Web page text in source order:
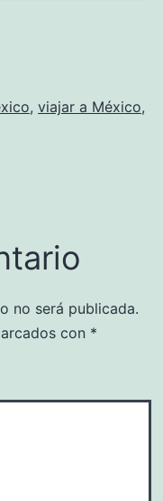
, viajar a México,
no será publicada.
con *